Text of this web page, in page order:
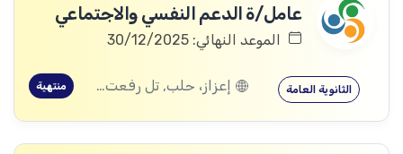
عامل/ة الدعم النفسي والاجتماعي
الموعد النهائي: 30/12/2025
الثانوية العامة إعزاز، حلب, تل رفعت، إعزاز، حلب منتهية